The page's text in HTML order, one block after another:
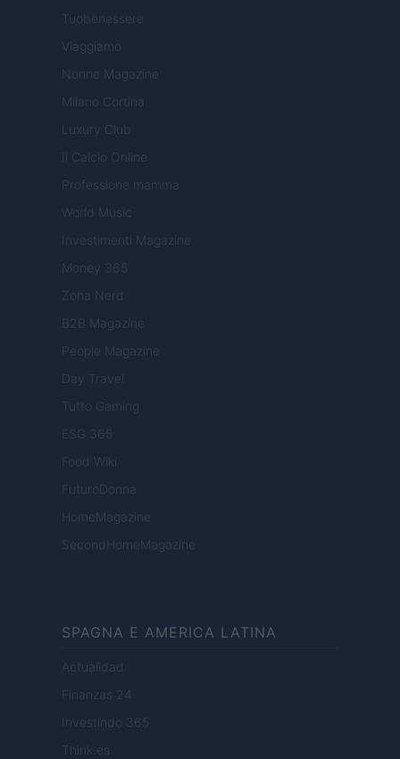
Tuobenessere
Viaggiamo
Nonne Magazine
Milano Cortina
Luxury Club
Il Calcio Online
Professione mamma
World Music
Investimenti Magazine
Money 365
Zona Nerd
B2B Magazine
People Magazine
Day Travel
Tutto Gaming
ESG 365
Food Wiki
FuturoDonna
HomeMagazine
SecondHomeMagazine
SPAGNA E AMERICA LATINA
Actualidad
Finanzas 24
Investindo 365
Think.es